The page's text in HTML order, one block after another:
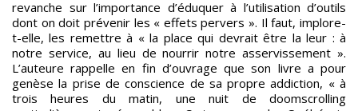
revanche sur l’importance d’éduquer à l’utilisation d’outils
dont on doit prévenir les « effets pervers ». Il faut, implore-
t-elle, les remettre à « la place qui devrait être la leur : à
notre service, au lieu de nourrir notre asservissement ».
L’auteure rappelle en fin d’ouvrage que son livre a pour
genèse la prise de conscience de sa propre addiction, « à
trois heures du matin, une nuit de doomscrolling